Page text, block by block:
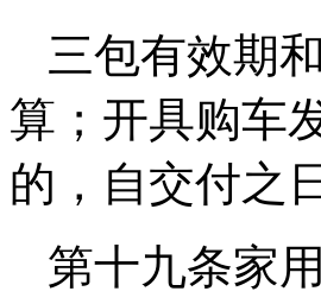
三包有效期
算；开具购车
的，自交付之
第十九条家